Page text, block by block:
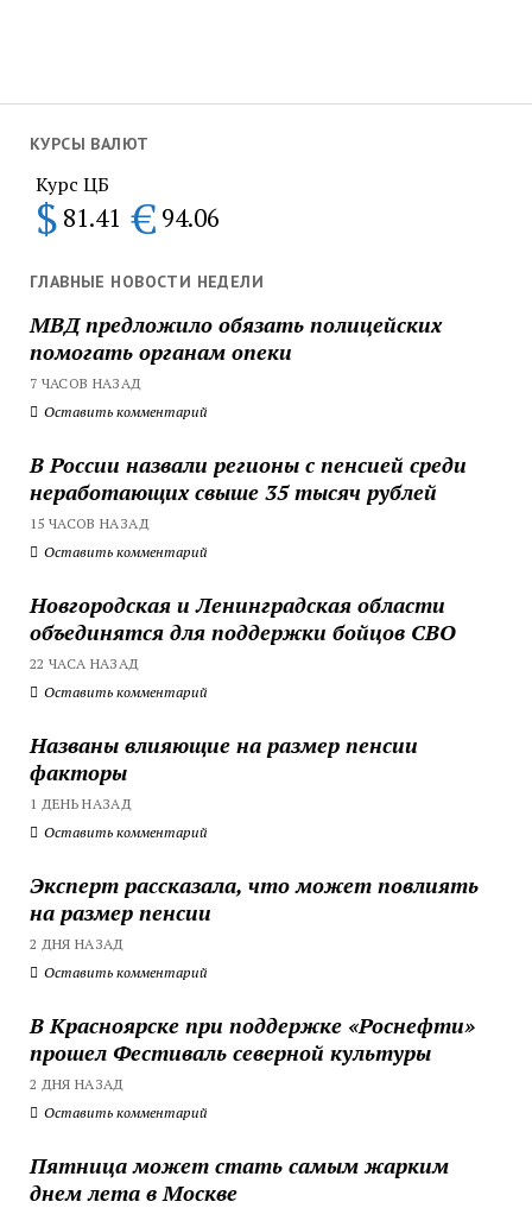
КУРСЫ ВАЛЮТ
Курс ЦБ
$ 81.41 € 94.06
ГЛАВНЫЕ НОВОСТИ НЕДЕЛИ
МВД предложило обязать полицейских
помогать органам опеки
7 ЧАСОВ НАЗАД
Оставить комментарий
В России назвали регионы с пенсией среди
неработающих свыше 35 тысяч рублей
15 ЧАСОВ НАЗАД
Оставить комментарий
Новгородская и Ленинградская области
объединятся для поддержки бойцов СВО
22 ЧАСА НАЗАД
Оставить комментарий
Названы влияющие на размер пенсии
факторы
1 ДЕНЬ НАЗАД
Оставить комментарий
Эксперт рассказала, что может повлиять
на размер пенсии
2 ДНЯ НАЗАД
Оставить комментарий
В Красноярске при поддержке «Роснефти»
прошел Фестиваль северной культуры
2 ДНЯ НАЗАД
Оставить комментарий
Пятница может стать самым жарким
днем лета в Москве